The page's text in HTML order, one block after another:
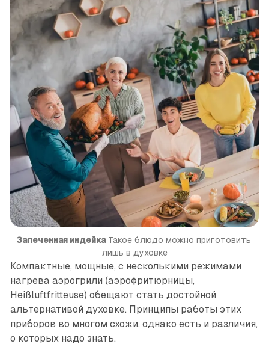
Запеченная индейка Такое блюдо можно приготовить
лишь в духовке
Компактные, мощные, с несколькими режимами
нагрева аэрогрили (аэрофритюрницы,
Heißluftfritteuse) обещают стать достойной
альтернативой духовке. Принципы работы этих
приборов во многом схожи, однако есть и различия,
о которых надо знать.